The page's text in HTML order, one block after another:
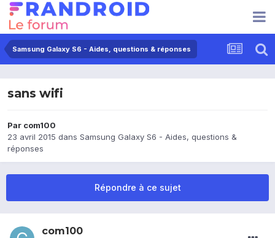
Samsung Galaxy S6 - Aides, questions & réponses
sans wifi
Par com100
23 avril 2015 dans Samsung Galaxy S6 - Aides, questions &
réponses
Répondre à ce sujet
com100